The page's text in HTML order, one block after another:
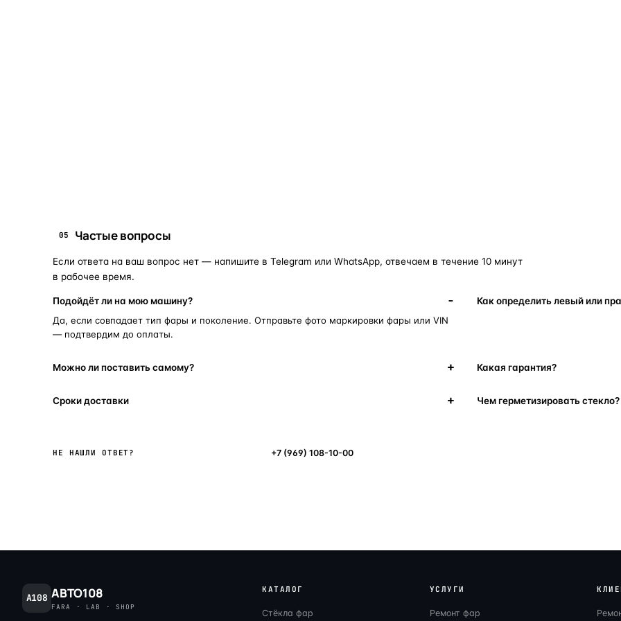
05 Частые вопросы
Если ответа на ваш вопрос нет — напишите в Telegram или WhatsApp, отвечаем в течение 10 минут
в рабочее время.
Подойдёт ли на мою машину?
Да, если совпадает тип фары и поколение. Отправьте фото маркировки фары или VIN
— подтвердим до оплаты.
Как определить левый или
Можно ли поставить самому? Какая гарантия?
Сроки доставки Чем герметизировать стекло?
НЕ НАШЛИ ОТВЕТ? +7 (969) 108-10-00
A108 АВТО108
FARA · LAB · SHOP
КАТАЛОГ
Стёкла фар
УСЛУГИ
Ремонт фар